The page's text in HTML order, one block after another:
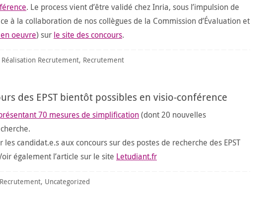
. Le process vient d’être validé chez Inria, sous l’impulsion de
à la collaboration de nos collègues de la Commission d’Évaluation et
oeuvre) sur le site des concours.
Réalisation Recrutement, Recrutement
des EPST bientôt possibles en visio-conférence
70 mesures de simplification(dont 20 nouvelles
candidat.e.s aux concours sur des postes de recherche des EPST
également l’article sur le site Letudiant.fr
Recrutement, Uncategorized